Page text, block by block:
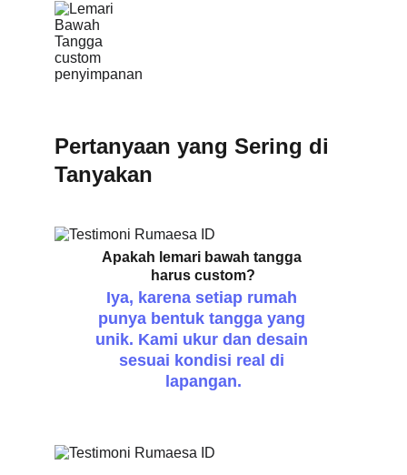
Pertanyaan yang Sering di
Tanyakan
Apakah lemari bawah tangga
harus custom?
Iya, karena setiap rumah
punya bentuk tangga yang
unik. Kami ukur dan desain
sesuai kondisi real di
lapangan.